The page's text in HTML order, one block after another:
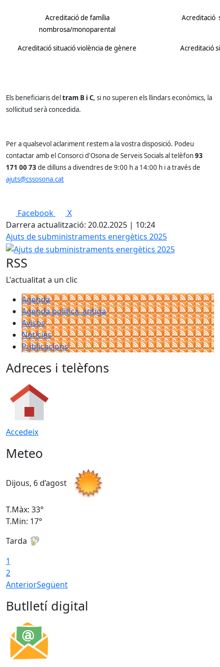
Acreditació de família
nombrosa/monoparental
Acreditació
Acreditació situació violència de gènere Acreditació
Els beneficiaris deltram B i C, si no superen els llindars econòmics, la
sol·licitud serà concedida.
Per a qualsevol aclariment restem a la vostra disposició. Podeu
contactar amb el Consorci d'Osona de Serveis Socials al telèfon93
171 00 73 de dilluns a divendres de 9:00 h a 14:00 h i a través de
ajuts@cssosona.cat
Facebook
X
Darrera actualització: 20.02.2025 | 10:24
Ajuts de subministraments energètics 2025
RSS
L'actualitat a un clic
Agenda
Agenda política_antiga
Avisos
Notícies
Publicacions
Adreces i telèfons
Accedeix
Meteo
Dijous, 6 d’agost
T.Màx: 33°
T.Min: 17°
Tarda
1
2
AnteriorSegüent
Butlletí digital